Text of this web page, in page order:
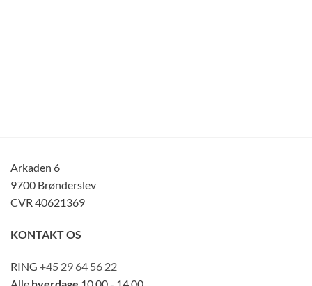
Arkaden 6
9700 Brønderslev
CVR 40621369
KONTAKT OS
RING +45 29 64 56 22